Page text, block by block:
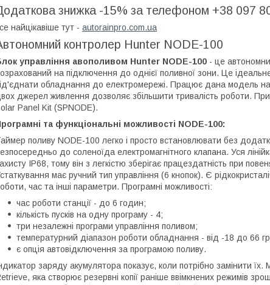
знижка -15% за телефоном +38 097
найцікавіше тут - autorainpro.com.ua
контролер Hunter NODE-100
управління авополивом Hunter NODE-100 - це
на підключення до однієї поливної зони. Це
обладнання до електромережі. Працює дана модель
джерел живлення дозволяє збільшити тривалість роботи.
Panel Kit (SPNODE).
та функціональні можливості NODE-100:
поливу NODE-100 легко і просто встановлювати без
до соленоїда електромагнітного клапана. Уся
IP68, тому він з легкістю зберігає працездатність при
має ручний тип управління (6 кнопок). Є
час та інші параметри. Програмні можливості:
час роботи станції - до 6 годин;
кількість пусків на одну програму - 4;
три незалежні програми управління поливом;
температурний діапазон роботи обладнання - від -18 до 66
є опція автовідключення за програмою поливу.
заряду акумулятора показує, коли потрібно замінити
яка створює резервні копії раніше ввімкнених режимів